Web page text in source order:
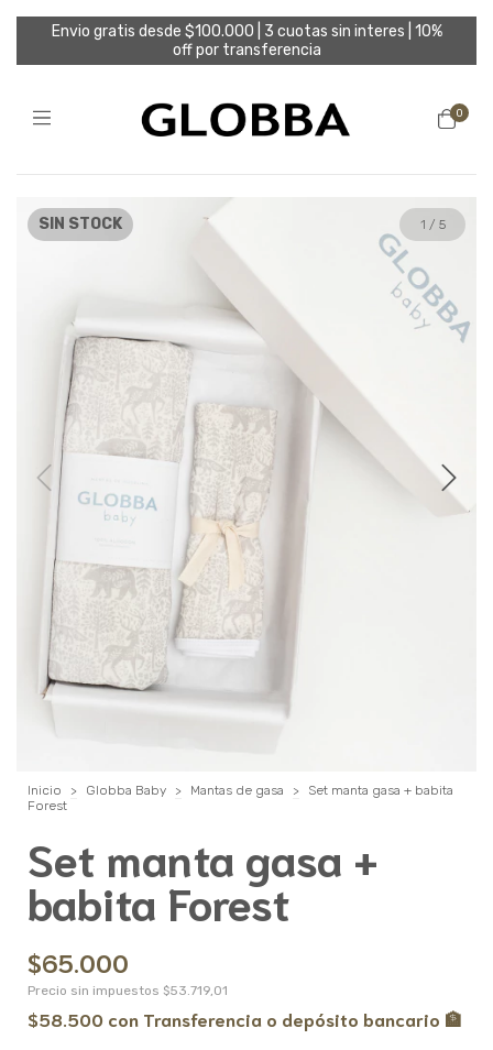
Envio gratis desde $100.000 | 3 cuotas sin interes | 10%
off por transferencia
0
SIN STOCK 1 / 5
Inicio > Globba Baby > Mantas de gasa >
Set manta gasa + babita
Forest
Set manta gasa +
babita Forest
$65.000
Precio sin impuestos $53.719,01
$58.500 con Transferencia o depósito bancario 🏦